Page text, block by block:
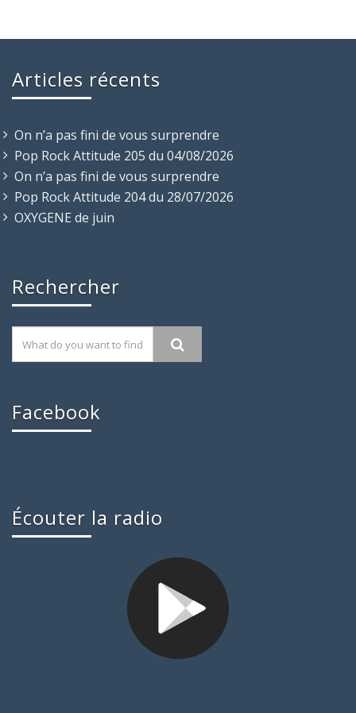
Articles récents
On n’a pas fini de vous surprendre
Pop Rock Attitude 205 du 04/08/2026
On n’a pas fini de vous surprendre
Pop Rock Attitude 204 du 28/07/2026
OXYGENE de juin
Rechercher
Facebook
Écouter la radio